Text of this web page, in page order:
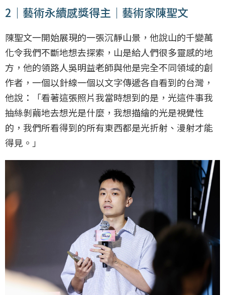
2｜藝術永續感獎得主｜藝術家陳聖文
陳聖文一開始展現的一張沉靜山景，他說山的千變萬
化令我們不斷地想去探索，山是給人們很多靈感的地
方，他的領路人吳明益老師與他是完全不同領域的創
作者，一個以針線一個以文字傳遞各自看到的台灣，
他說：「看著這張照片我當時想到的是，光這件事我
抽絲剝繭地去想光是什麼，我想描繪的光是視覺性
的，我們所看得到的所有東西都是光折射、漫射才能
得見。」